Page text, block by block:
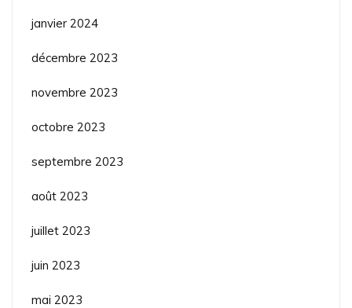
janvier 2024
décembre 2023
novembre 2023
octobre 2023
septembre 2023
août 2023
juillet 2023
juin 2023
mai 2023